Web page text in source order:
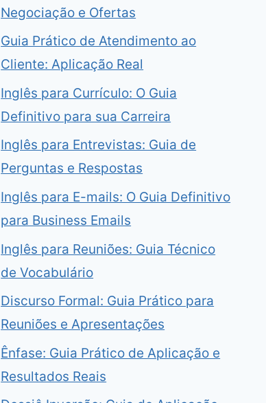
Negociação e Ofertas
Guia Prático de Atendimento ao
Cliente: Aplicação Real
Inglês para Currículo: O Guia
Definitivo para sua Carreira
Inglês para Entrevistas: Guia de
Perguntas e Respostas
Inglês para E-mails: O Guia Definitivo
para Business Emails
Inglês para Reuniões: Guia Técnico
de Vocabulário
Discurso Formal: Guia Prático para
Reuniões e Apresentações
Ênfase: Guia Prático de Aplicação e
Resultados Reais